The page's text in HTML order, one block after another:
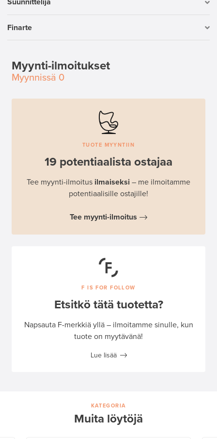
Suunnittelija
Finarte
Myynti-ilmoitukset
Myynnissä 0
TUOTE MYYNTIIN
19 potentiaalista ostajaa
Tee myynti-ilmoitus ilmaiseksi – me ilmoitamme
potentiaalisille ostajille!
Tee myynti-ilmoitus
F IS FOR FOLLOW
Etsitkö tätä tuotetta?
Napsauta F-merkkiä yllä – ilmoitamme sinulle, kun
tuote on myytävänä!
Lue lisää
KATEGORIA
Muita löytöjä